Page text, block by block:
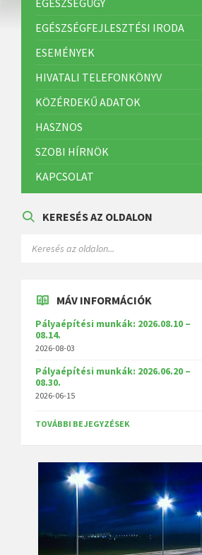
EGÉSZSÉGÜGY
EGÉSZSÉGFEJLESZTÉSI IRODA
ESEMÉNYEK
HIVATALI TELEFONKÖNYV
KÖZÉRDEKŰ ADATOK
HASZNOS
SZOBI HÍRNÖK
KAPCSOLAT
KERESÉS AZ OLDALON
MÁV INFORMÁCIÓK
Pályaépítési munkák: 2026.08.10 –
08.14.
2026-08-03
Pályaépítési munkák: 2026.06.20 –
08.30.
2026-06-15
TOVÁBBI BEJEGYZÉSEK